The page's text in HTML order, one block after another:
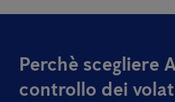
Perchè scegliere
controllo dei